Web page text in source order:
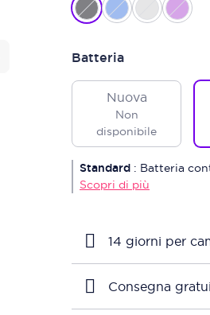
Batteria
Nuova
Non
disponibile
Standard : Batteria
Scopri di più
14 giorni per
Consegna